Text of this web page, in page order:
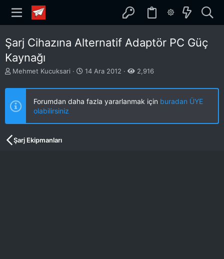
Şarj Cihazına Alternatif Adaptör PC Güç
Kaynağı
K
n
u
u
b
a
Mehmet Kucuksari
B
ş
a
g
14 Ara 2012 2,916
Forumdan daha fazla yararlanmak için buradan ÜYE
olabilirsiniz
Şarj Ekipmanları